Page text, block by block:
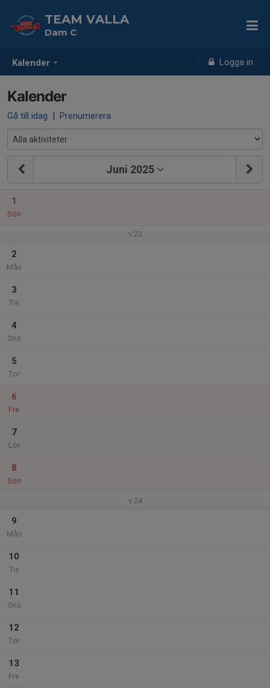
Kalender Logga in
TEAM VALLA
Dam C
Kalender
Gå till idag | Prenumerera
Juni 2025
1
Sön
v.23
2
Mån
3
Tis
4
Ons
5
Tor
6
Fre
7
Lör
8
Sön
v.24
9
Mån
10
Tis
11
Ons
12
Tor
13
Fre